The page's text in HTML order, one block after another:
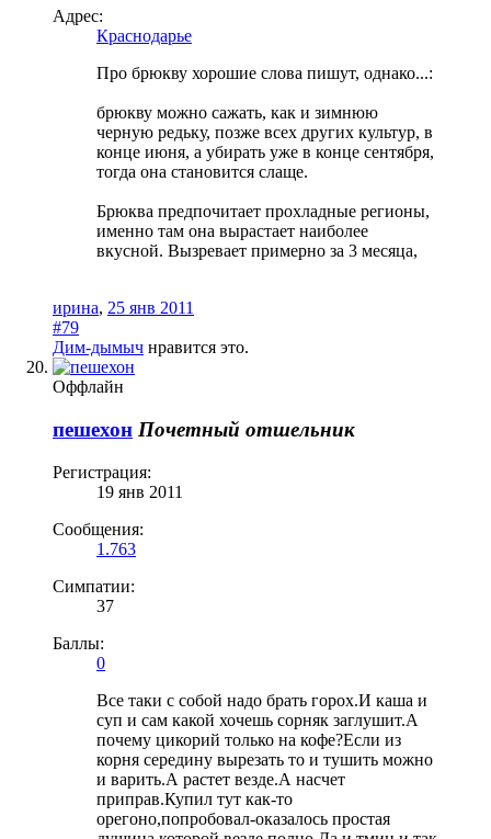
Адрес:
Краснодарье
Про брюкву хорошие слова пишут, однако...:
брюкву можно сажать, как и зимнюю
черную редьку, позже всех других культур, в
конце июня, а убирать уже в конце сентября,
тогда она становится слаще.
Брюква предпочитает прохладные регионы,
именно там она вырастает наиболее
вкусной. Вызревает примерно за 3 месяца,
ирина, 25 янв 2011
#79
Дим-дымыч нравится это.
Оффлайн
пешехон Почетный отшельник
Регистрация:
19 янв 2011
Сообщения:
1.763
Симпатии:
37
Баллы:
0
Все таки с собой надо брать горох.И каша и
суп и сам какой хочешь сорняк заглушит.А
почему цикорий только на кофе?Если из
корня середину вырезать то и тушить можно
и варить.А растет везде.А насчет
приправ.Купил тут как-то
орегоно,попробовал-оказалось простая